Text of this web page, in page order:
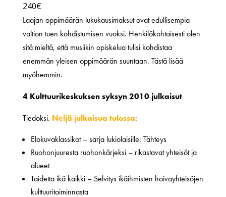
240€
Laajan oppimäärän lukukausimaksut ovat edullisempia
valtion tuen kohdistumisen vuoksi. Henkilökohtaisesti olen
sitä mieltä, että musiikin opiskelua tulisi kohdistaa
enemmän yleisen oppimäärän suuntaan. Tästä lisää
myöhemmin.
4 Kulttuurikeskuksen syksyn 2010 julkaisut
Tiedoksi. Neljä julkaisua tulossa:
Elokuvaklassikot – sarja lukiolaisille: Tähteys
Ruohonjuuresta ruohonkärjeksi – rikastavat yhteisöt ja
alueet
Taidetta ikä kaikki – Selvitys ikäihmisten hoivayhteisöjen
kulttuuritoiminnasta